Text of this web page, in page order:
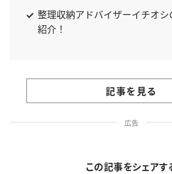
整理収納アドバイザーイチオ
紹介！
記事を見る
広告
この記事をシェアす